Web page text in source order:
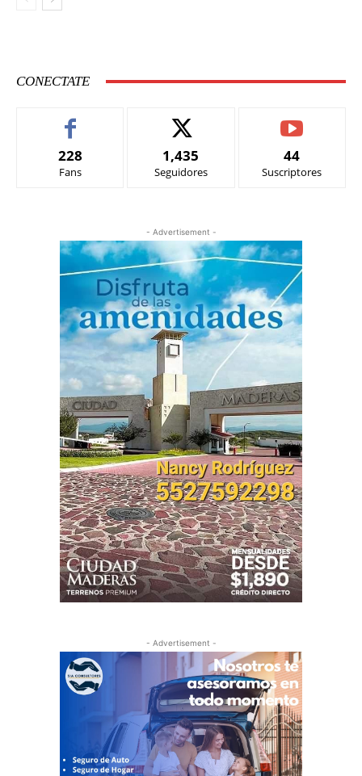
CONECTATE
228
Fans
1,435
Seguidores
44
Suscriptores
- Advertisement -
- Advertisement -